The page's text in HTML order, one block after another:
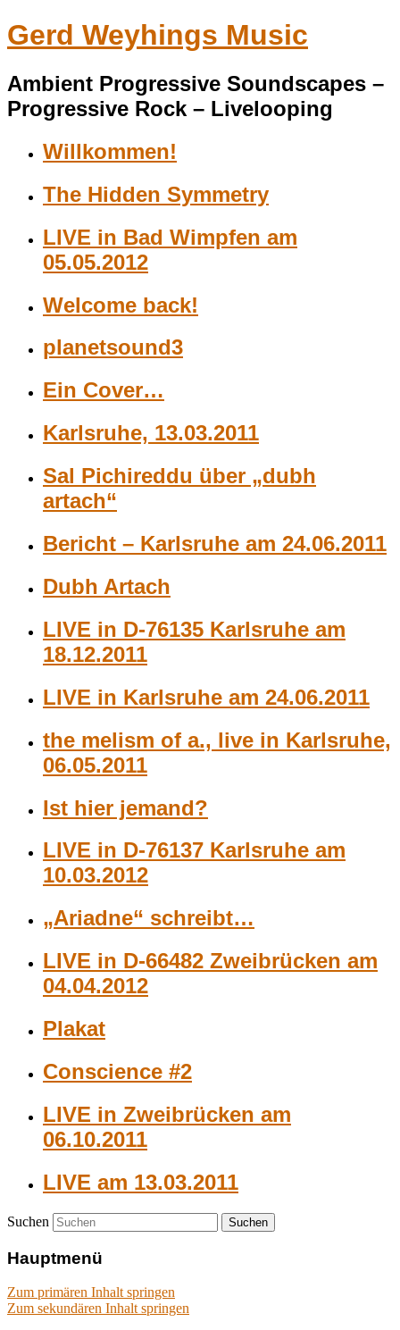
Gerd Weyhings Music
Ambient Progressive Soundscapes –
Progressive Rock – Livelooping
Willkommen!
The Hidden Symmetry
LIVE in Bad Wimpfen am
05.05.2012
Welcome back!
planetsound3
Ein Cover…
Karlsruhe, 13.03.2011
Sal Pichireddu über „dubh
artach“
Bericht – Karlsruhe am 24.06.2011
Dubh Artach
LIVE in D-76135 Karlsruhe am
18.12.2011
LIVE in Karlsruhe am 24.06.2011
the melism of a., live in Karlsruhe,
06.05.2011
Ist hier jemand?
LIVE in D-76137 Karlsruhe am
10.03.2012
„Ariadne“ schreibt…
LIVE in D-66482 Zweibrücken am
04.04.2012
Plakat
Conscience #2
LIVE in Zweibrücken am
06.10.2011
LIVE am 13.03.2011
Suchen
Hauptmenü
Zum primären Inhalt springen
Zum sekundären Inhalt springen